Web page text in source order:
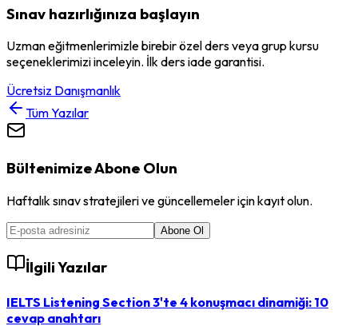
Sınav hazırlığınıza başlayın
Uzman eğitmenlerimizle birebir özel ders veya grup kursu
seçeneklerimizi inceleyin. İlk ders iade garantisi.
Ücretsiz Danışmanlık
Tüm Yazılar
Bültenimize Abone Olun
Haftalık sınav stratejileri ve güncellemeler için kayıt olun.
Abone Ol
İlgili Yazılar
IELTS Listening Section 3'te 4 konuşmacı dinamiği: 10
cevap anahtarı